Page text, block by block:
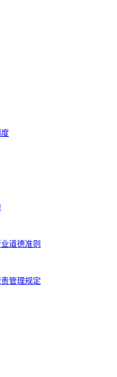
道德准则
管理规定